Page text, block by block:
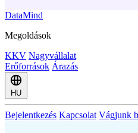
DataMind
Megoldások
KKV Nagyvállalat
Erőforrások Árazás
HU
Bejelentkezés Kapcsolat Vágjunk